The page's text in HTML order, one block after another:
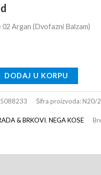
02 Argan (Dvofazni Balzam)
DODAJ U KORPU
Šifra proizvoda:N20/2
& BRKOVI,NEGA KOSE